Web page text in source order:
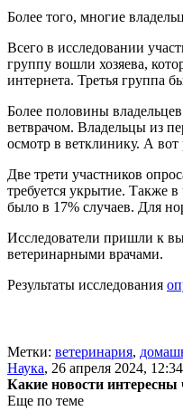
Более того, многие
Всего в исследовании
группу вошли хозяева,
интернета. Третья группа
Более половины
ветврачом. Владельцы из
осмотр в ветклинику. А
Две трети участников
требуется укрытие. Также
было в 17% случаев. Для
Исследователи пришли к
ветеринарными врачами.
Результаты исследования
Метки: ветеринария,
Наука, 26 апреля 2024, 12:34
Какие новости
Еще по теме